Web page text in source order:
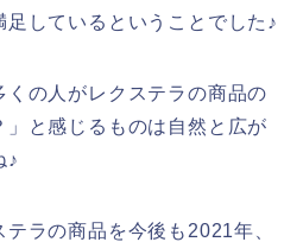
しているということでした♪
の人がレクステラの商品の
」と感じるものは自然と広が
♪
ラの商品を今後も2021年、